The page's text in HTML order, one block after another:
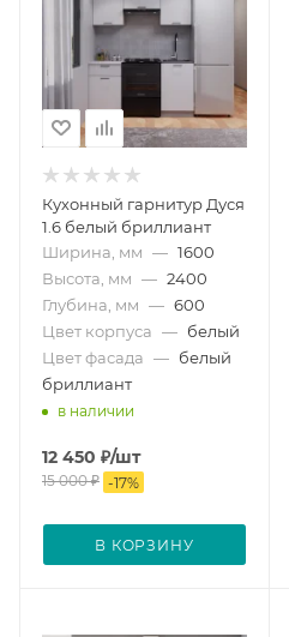
Кухонный гарнитур Дуся
1.6 белый бриллиант
Ширина, мм — 1600
Высота, мм — 2400
Глубина, мм — 600
Цвет корпуса — белый
Цвет фасада — белый
бриллиант
в наличии
12 450 ₽/шт
15 000₽ -17%
В КОРЗИНУ